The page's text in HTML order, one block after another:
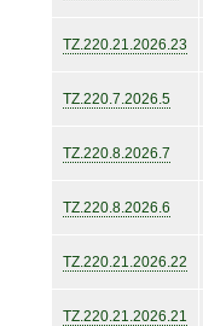
TZ.220.21.2026.23
TZ.220.7.2026.5
TZ.220.8.2026.7
TZ.220.8.2026.6
TZ.220.21.2026.22
TZ.220.21.2026.21